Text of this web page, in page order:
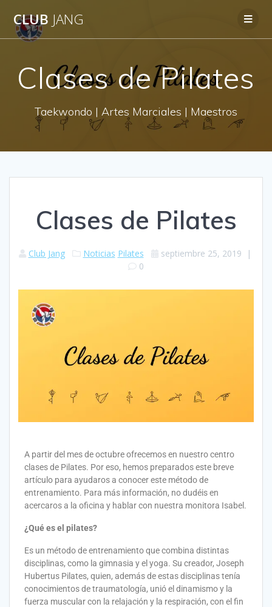
CLUB JANG
Clases de Pilates
Taekwondo | Artes Marciales | Maestros
Clases de Pilates
Club Jang Noticias Pilates septiembre 25, 2019 |
0
A partir del mes de octubre ofrecemos en nuestro centro
clases de Pilates. Por eso, hemos preparados este breve
artículo para ayudaros a conocer este método de
entrenamiento. Para más información, no dudéis en
acercaros a la oficina y hablar con nuestra monitora Isabel.
¿Qué es el pilates?
Es un método de entrenamiento que combina distintas
disciplinas, como la gimnasia y el yoga. Su creador, Joseph
Hubertus Pilates, quien, además de estas disciplinas tenía
conocimientos de traumatología, unió el dinamismo y la
fuerza muscular con la relajación y la respiración, con el fin